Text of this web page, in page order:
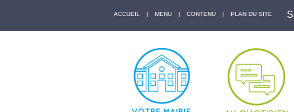
ACCUEIL | MENU | CONTENU | PLAN DU SITE